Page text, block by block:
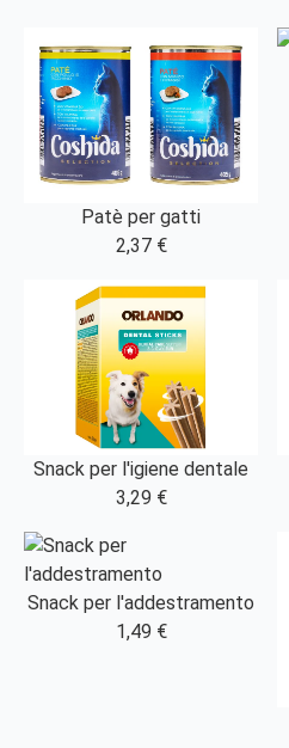
Patè per gatti
2,37 €
Snack per l'igiene dentale
3,29 €
Snack per l'addestramento
1,49 €